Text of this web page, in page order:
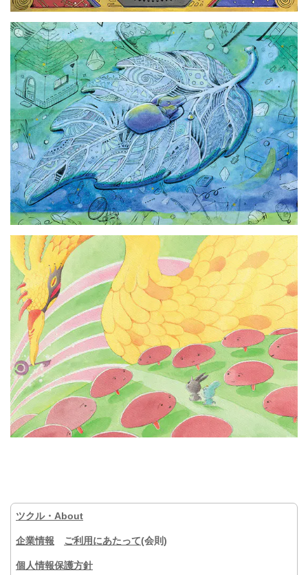
ツクル・About
企業情報 ご利用にあたって(会則)
個人情報保護方針